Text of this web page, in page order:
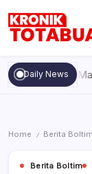
content
Totabuan
hari
ini
Kronik
Daily News
dan Marwah
Home / Berita Boltim
Berita Boltim